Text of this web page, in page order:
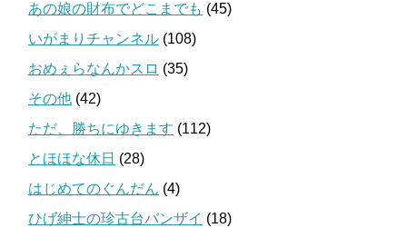
あの娘の財布でどこまでも (45)
いがまりチャンネル (108)
おめぇらなんかスロ (35)
その他 (42)
ただ、勝ちにゆきます (112)
とほほな休日 (28)
はじめてのぐんだん (4)
ひげ紳士の珍古台バンザイ (18)